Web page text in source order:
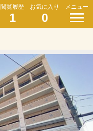
閲覧履歴
1
お気に入り
0
メニュー